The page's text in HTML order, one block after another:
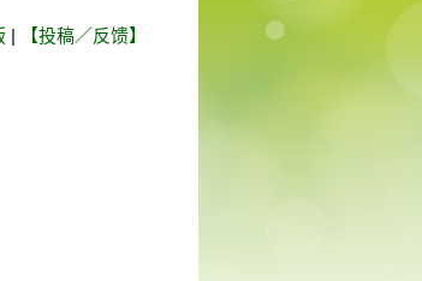
| 【投稿／反馈】